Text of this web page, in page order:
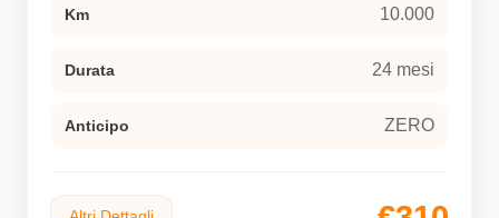
Km 10.000
Durata 24 mesi
Anticipo ZERO